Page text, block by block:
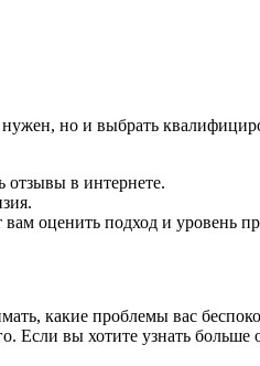
но и выбрать
отзывы в интернете.
оценить подход и уровень
какие проблемы вас
вы хотите узнать больше